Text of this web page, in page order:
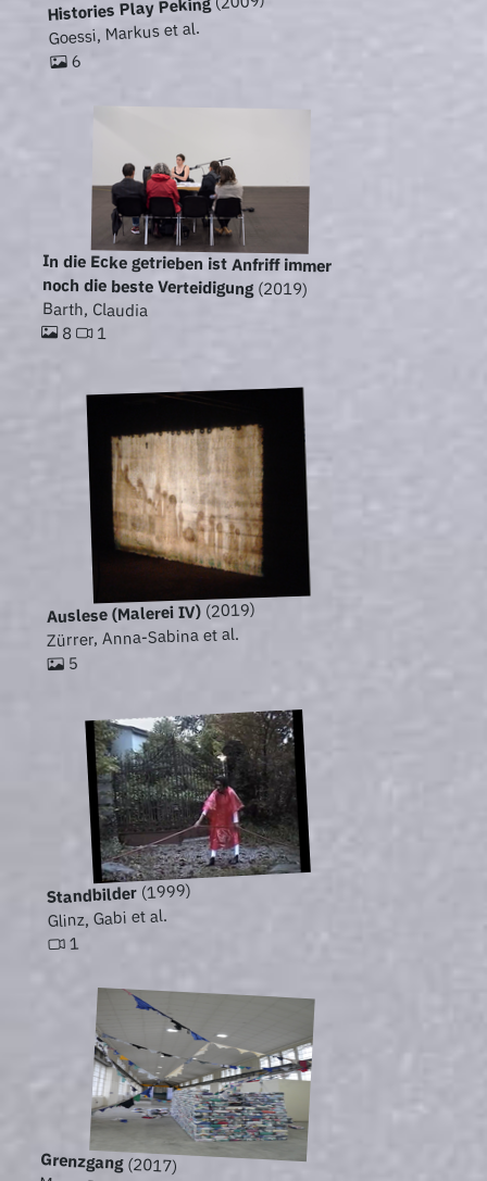
Histories Play Peking
Goessi, Markus et al.
6
In die Ecke getrieben ist Anfriff immer
noch die beste Verteidigung(2019)
Barth, Claudia
8 1
Auslese (Malerei IV)(2019)
Zürrer, Anna-Sabina et al.
5
Standbilder(1999)
Glinz, Gabi et al.
1
Grenzgang(2017)